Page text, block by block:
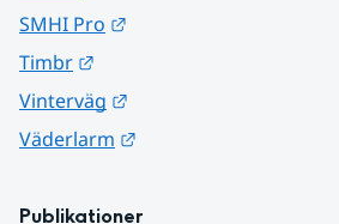
SMHI Pro
Timbr
Vinterväg
Väderlarm
Publikationer